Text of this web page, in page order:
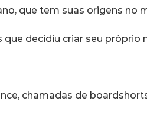
que tem suas origens no
decidiu criar seu próprio
chamadas de